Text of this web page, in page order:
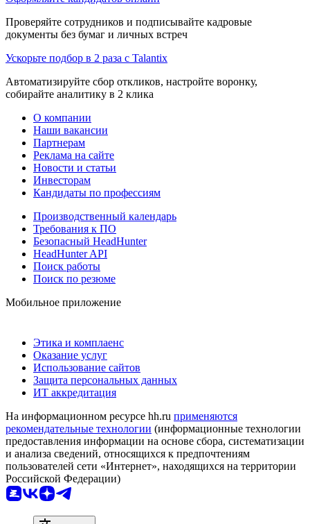
Проверяйте сотрудников и подписывайте кадровые
документы без бумаг и личных встреч
Ускорьте подбор в 2 раза с Talantix
Автоматизируйте сбор откликов, настройте воронку,
собирайте аналитику в 2 клика
О компании
Наши вакансии
Партнерам
Реклама на сайте
Новости и статьи
Инвесторам
Кандидаты по профессиям
Производственный календарь
Требования к ПО
Безопасный HeadHunter
HeadHunter API
Поиск работы
Поиск по резюме
Мобильное приложение
Этика и комплаенс
Оказание услуг
Использование сайтов
Защита персональных данных
ИТ аккредитация
На информационном ресурсе hh.ru применяются
рекомендательные технологии (информационные технологии
предоставления информации на основе сбора, систематизации
и анализа сведений, относящихся к предпочтениям
пользователей сети «Интернет», находящихся на территории
Российской Федерации)